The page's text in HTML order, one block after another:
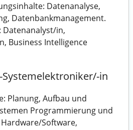
Datenanalyse,
Datenbankmanagement.
Datenanalyst/in,
Business Intelligence
in
Planung, Aufbau und
Programmierung und
Software,